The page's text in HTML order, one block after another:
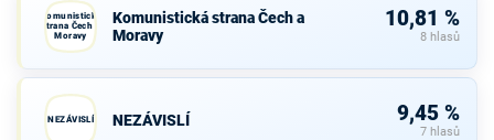
Komunistická
strana Čech a
Moravy
Komunistická strana Čech a
Moravy
10,81 %
8 hlasů
NEZÁVISLÍ NEZÁVISLÍ 9,45 %
7 hlasů